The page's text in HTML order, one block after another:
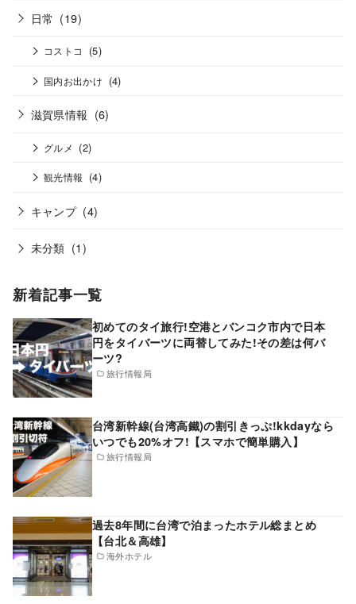
日常 (19)
コストコ (5)
国内お出かけ (4)
滋賀県情報 (6)
グルメ (2)
観光情報 (4)
キャンプ (4)
未分類 (1)
新着記事一覧
旅行情報局
初めてのタイ旅行!空港とバンコク市内で日本
円をタイバーツに両替してみた!その差は何バ
ーツ?
旅行情報局
台湾新幹線(台湾高鐵)の割引きっぷ!kkdayなら
いつでも20%オフ!【スマホで簡単購入】
海外ホテル
過去8年間に台湾で泊まったホテル総まとめ
【台北＆高雄】